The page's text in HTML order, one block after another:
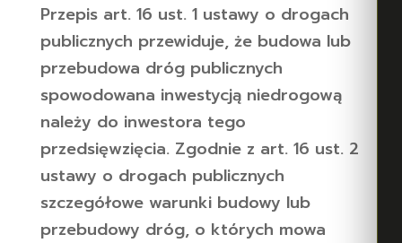
Przepis art. 16 ust. 1 ustawy o drogach
publicznych przewiduje, że budowa lub
przebudowa dróg publicznych
spowodowana inwestycją niedrogową
należy do inwestora tego
przedsięwzięcia. Zgodnie z art. 16 ust. 2
ustawy o drogach publicznych
szczegółowe warunki budowy lub
przebudowy dróg, o których mowa